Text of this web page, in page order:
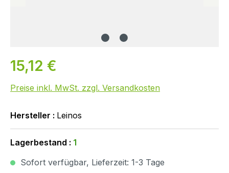
15,12 €
Preise inkl. MwSt. zzgl. Versandkosten
Hersteller : Leinos
Lagerbestand : 1
Sofort verfügbar, Lieferzeit: 1-3 Tage